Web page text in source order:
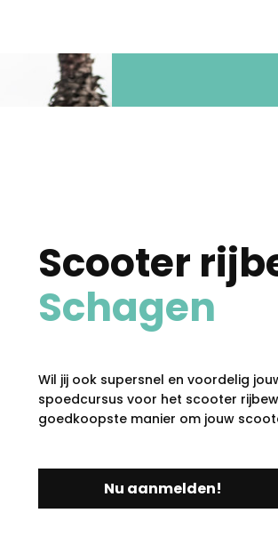
Scooter
Schagen
Wil jij ook supersnel en voordelig
spoedcursus voor het scooter
goedkoopste manier om jouw
Nu aanmelden!